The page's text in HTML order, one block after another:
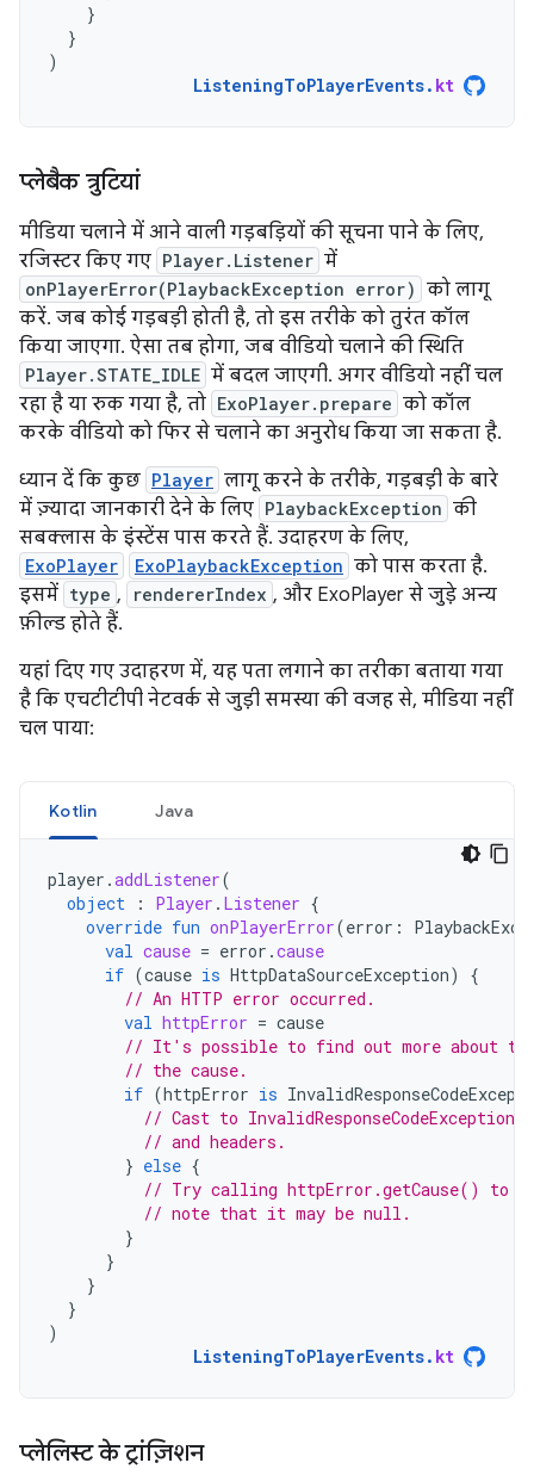
}
}
)
ListeningToPlayerEvents. kt
प्‍लेबैक त्रुटियां
मीडिया चलाने में आने वाली गड़बड़ियों की सूचना पाने के लिए,
रजिस्टर किए गए Player.Listener में
onPlayerError(PlaybackException error) को लागू
करें. जब कोई गड़बड़ी होती है, तो इस तरीके को तुरंत कॉल
किया जाएगा. ऐसा तब होगा, जब वीडियो चलाने की स्थिति
Player.STATE_IDLE में बदल जाएगी. अगर वीडियो नहीं चल
रहा है या रुक गया है, तो ExoPlayer.prepare को कॉल
करके वीडियो को फिर से चलाने का अनुरोध किया जा सकता है.
ध्यान दें कि कुछ Player लागू करने के तरीके, गड़बड़ी के बारे
में ज़्यादा जानकारी देने के लिए PlaybackException की
सबक्लास के इंस्टेंस पास करते हैं. उदाहरण के लिए,
ExoPlayer ExoPlaybackException को पास करता है.
इसमें type , rendererIndex , और ExoPlayer से जुड़े अन्य
फ़ील्ड होते हैं.
यहां दिए गए उदाहरण में, यह पता लगाने का तरीका बताया गया
है कि एचटीटीपी नेटवर्क से जुड़ी समस्या की वजह से, मीडिया नहीं
चल पाया:
Kotlin Java
player .addListener(
object
: Player . Listener {
override fun onPlayerError(error :
val cause = error .cause
if (cause is HttpDataSourceException)
{
// An HTTP error occurred.
val httpError = cause
// It's possible to find out more about
// the cause.
if (httpError is
// Cast to InvalidResponseCodeException
// and headers.
} else {
// Try calling httpError.getCause() to
// note that it may be null.
}
}
}
}
)
ListeningToPlayerEvents. kt
प्लेलिस्ट के ट्रांज़िशन